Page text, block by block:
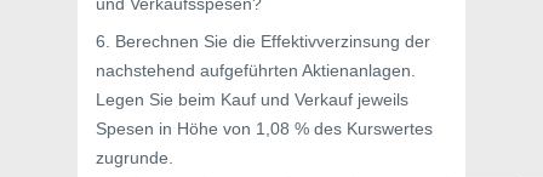
6. Berechnen Sie die Effektivverzinsung der
nachstehend aufgeführten Aktienanlagen.
Legen Sie beim Kauf und Verkauf jeweils
Spesen in Höhe von 1,08 % des Kurswertes
zugrunde.